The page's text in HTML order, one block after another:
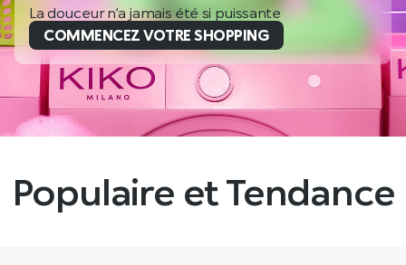
La douceur n’a jamais été si puissante
COMMENCEZ VOTRE SHOPPING
Populaire et Tendance